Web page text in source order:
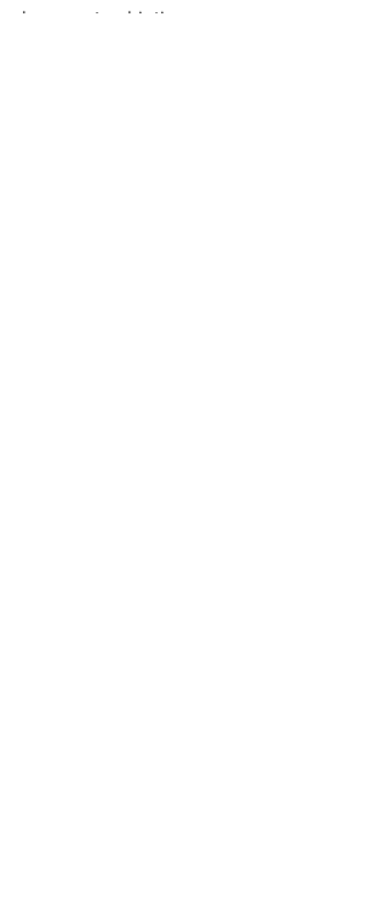
lograr este objetivo.